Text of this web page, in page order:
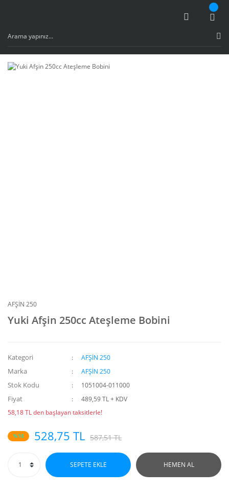
AFŞİN 250
Yuki Afşin 250cc Ateşleme Bobini
Kategori AFŞİN 250
Marka AFŞİN 250
Stok Kodu 1051004-011000
Fiyat
489,59 TL + KDV
58,18 TL den başlayan taksitlerle!
%10 528,75 TL 587,51 TL
SEPETE EKLE HEMEN AL